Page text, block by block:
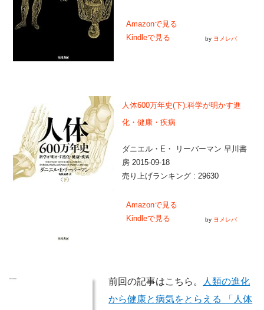
Amazonで見る
Kindleで見る
by ヨメレバ
人体600万年史(下):科学が明かす進
化・健康・疾病
ダニエル・E・ リーバーマン 早川書
房 2015-09-18
売り上げランキング : 29630
Amazonで見る
Kindleで見る
by ヨメレバ
前回の記事はこちら。
人類の進化
から健康と病気をとらえる 「人体